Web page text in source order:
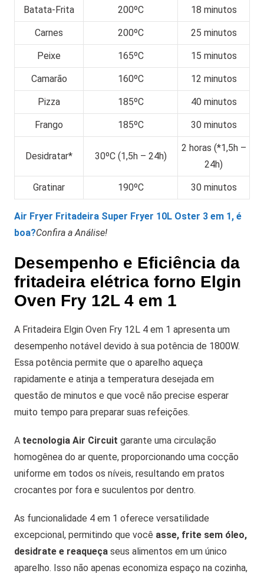
Batata-Frita 200ºC 18 minutos
Carnes 200ºC 25 minutos
Peixe 165ºC 15 minutos
Camarão 160ºC 12 minutos
Pizza 185ºC 40 minutos
Frango 185ºC 30 minutos
Desidratar* 30ºC (1,5h – 24h)
2 horas (*1,5h –
24h)
Gratinar 190ºC 30 minutos
Air Fryer Fritadeira Super Fryer 10L Oster 3 em 1, é
boa?Confira a Análise!
Desempenho e Eficiência da
fritadeira elétrica forno Elgin
Oven Fry 12L 4 em 1
A Fritadeira Elgin Oven Fry 12L 4 em 1 apresenta um
desempenho notável devido à sua potência de 1800W.
Essa potência permite que o aparelho aqueça
rapidamente e atinja a temperatura desejada em
questão de minutos e que você não precise esperar
muito tempo para preparar suas refeições.
A tecnologia Air Circuit garante uma circulação
homogênea do ar quente, proporcionando uma cocção
uniforme em todos os níveis, resultando em pratos
crocantes por fora e suculentos por dentro.
As funcionalidade 4 em 1 oferece versatilidade
excepcional, permitindo que você asse, frite sem óleo,
desidrate e reaqueça seus alimentos em um único
aparelho. Isso não apenas economiza espaço na cozinha,